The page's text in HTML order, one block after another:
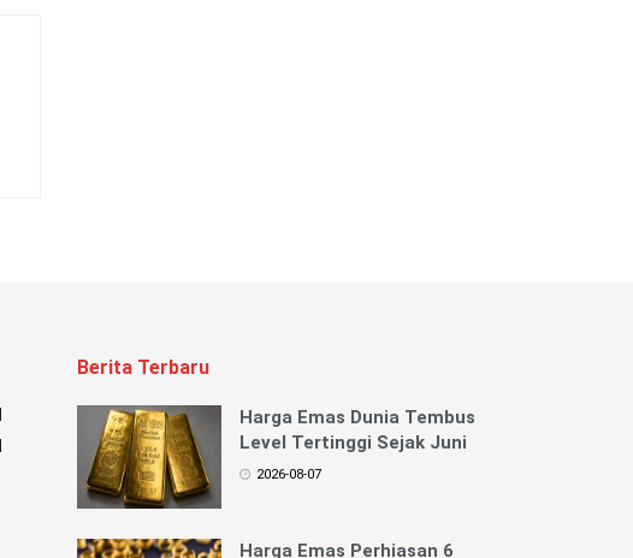
Berita Terbaru
Harga Emas Dunia Tembus
Level Tertinggi Sejak Juni
2026-08-07
Harga Emas Perhiasan 6